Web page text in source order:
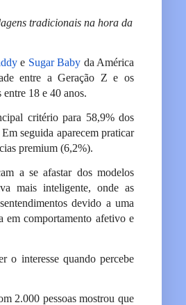
tradicionais na hora da
e Sugar Baby da América
entre a Geração Z e os
18 e 40 anos.
critério para 58,9% dos
seguida aparecem praticar
premium (6,2%).
a se afastar dos modelos
mais inteligente, onde as
devido a uma
em comportamento afetivo e
o interesse quando percebe
2.000 pessoas mostrou que